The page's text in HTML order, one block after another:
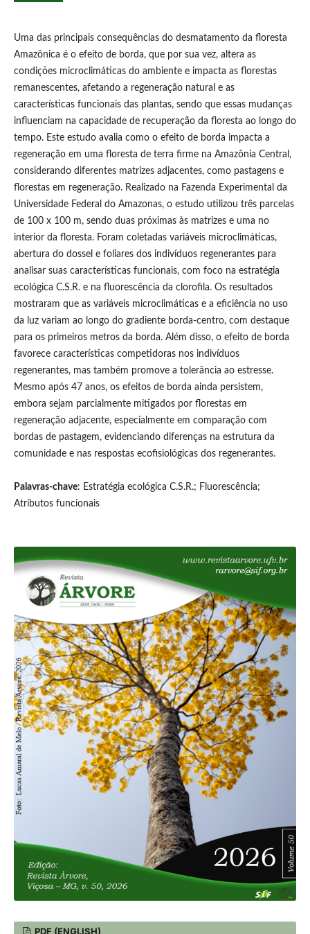
Uma das principais consequências do desmatamento da floresta
Amazônica é o efeito de borda, que por sua vez, altera as
condições microclimáticas do ambiente e impacta as florestas
remanescentes, afetando a regeneração natural e as
características funcionais das plantas, sendo que essas mudanças
influenciam na capacidade de recuperação da floresta ao longo do
tempo. Este estudo avalia como o efeito de borda impacta a
regeneração em uma floresta de terra firme na Amazônia Central,
considerando diferentes matrizes adjacentes, como pastagens e
florestas em regeneração. Realizado na Fazenda Experimental da
Universidade Federal do Amazonas, o estudo utilizou três parcelas
de 100 x 100 m, sendo duas próximas às matrizes e uma no
interior da floresta. Foram coletadas variáveis microclimáticas,
abertura do dossel e foliares dos indivíduos regenerantes para
analisar suas características funcionais, com foco na estratégia
ecológica C.S.R. e na fluorescência da clorofila. Os resultados
mostraram que as variáveis microclimáticas e a eficiência no uso
da luz variam ao longo do gradiente borda-centro, com destaque
para os primeiros metros da borda. Além disso, o efeito de borda
favorece características competidoras nos indivíduos
regenerantes, mas também promove a tolerância ao estresse.
Mesmo após 47 anos, os efeitos de borda ainda persistem,
embora sejam parcialmente mitigados por florestas em
regeneração adjacente, especialmente em comparação com
bordas de pastagem, evidenciando diferenças na estrutura da
comunidade e nas respostas ecofisiológicas dos regenerantes.
Palavras-chave: Estratégia ecológica C.S.R.; Fluorescência;
Atributos funcionais
PDF (ENGLISH)